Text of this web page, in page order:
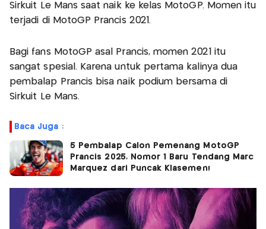
Sirkuit Le Mans saat naik ke kelas MotoGP. Momen itu
terjadi di MotoGP Prancis 2021.
Bagi fans MotoGP asal Prancis, momen 2021 itu
sangat spesial. Karena untuk pertama kalinya dua
pembalap Prancis bisa naik podium bersama di
Sirkuit Le Mans.
Baca Juga :
5 Pembalap Calon Pemenang MotoGP
Prancis 2025, Nomor 1 Baru Tendang Marc
Marquez dari Puncak Klasemen!